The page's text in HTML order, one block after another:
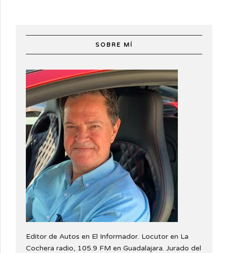
SOBRE MÍ
Editor de Autos en El Informador. Locutor en La
Cochera radio, 105.9 FM en Guadalajara. Jurado del